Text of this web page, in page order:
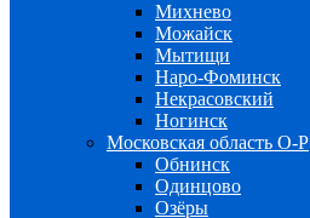
Михнево
Можайск
Мытищи
Наро-Фоминск
Некрасовский
Ногинск
Московская область О-Р
Обнинск
Одинцово
Озёры